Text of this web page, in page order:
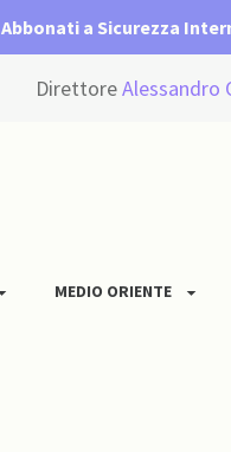
Abbonati a Sicurezza
DirettoreAlessandro
MEDIO ORIENTE